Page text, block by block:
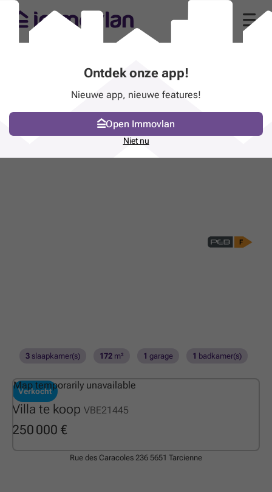
Villa te koop VBE21445
Verkocht
250 000 €
3 slaapkamer(s) 172 m² 1 garage 1 badkamer(s)
Map temporarily unavailable
Rue des Caracoles 236 5651 Tarcienne
Ontdek onze app!
Nieuwe app, nieuwe features!
Open Immovlan
Niet nu